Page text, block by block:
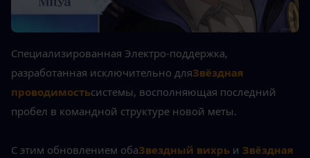
Специализированная Электро-поддержка,
разработанная исключительно дляЗвёздная
проводимостьсистемы, восполняющая последний
пробел в командной структуре новой меты.
С этим обновлением обаЗвездный вихрь и Звёздная